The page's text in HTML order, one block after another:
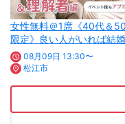
女性無料＠1席《40代＆
限定》良い人がいれば結
08月09日 13:30〜
松江市